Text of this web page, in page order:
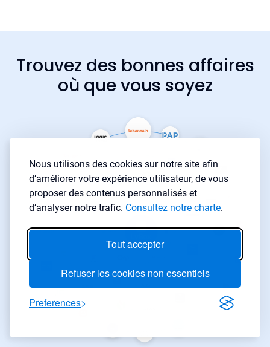
Nous utilisons des cookies sur notre site afin
d’améliorer votre expérience utilisateur, de vous
proposer des contenus personnalisés et
d’analyser notre trafic. Consultez notre charte.
Tout accepter
Refuser les cookies non essentiels
Preferences
Trouvez des bonnes affaires
où que vous soyez